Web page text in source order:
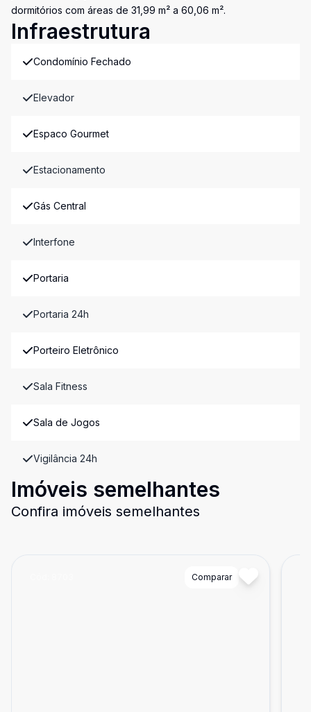
dormitórios com áreas de 31,99 m² a 60,06 m².
Infraestrutura
Condomínio Fechado
Elevador
Espaco Gourmet
Estacionamento
Gás Central
Interfone
Portaria
Portaria 24h
Porteiro Eletrônico
Sala Fitness
Sala de Jogos
Vigilância 24h
Imóveis semelhantes
Confira imóveis semelhantes
Comparar